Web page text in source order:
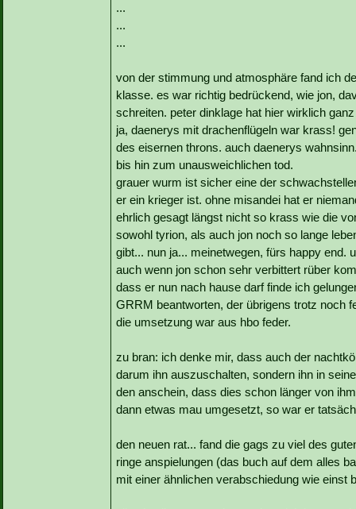
...
...
...
von der stimmung und atmosphäre fand ich
klasse. es war richtig bedrückend, wie jon,
schreiten. peter dinklage hat hier wirklich
ja, daenerys mit drachenflügeln war krass!
des eisernen throns. auch daenerys
bis hin zum unausweichlichen tod.
grauer wurm ist sicher eine der
er ein krieger ist. ohne misandei hat er
ehrlich gesagt längst nicht so krass wie die
sowohl tyrion, als auch jon noch so lange
gibt... nun ja... meinetwegen, fürs happy end.
auch wenn jon schon sehr verbittert rüber
dass er nun nach hause darf finde ich
GRRM beantworten, der übrigens trotz noch
die umsetzung war aus hbo feder.
zu bran: ich denke mir, dass auch der
darum ihn auszuschalten, sondern ihn in
den anschein, dass dies schon länger von
dann etwas mau umgesetzt, so war er
den neuen rat... fand die gags zu viel des
ringe anspielungen (das buch auf dem alles
mit einer ähnlichen verabschiedung wie einst